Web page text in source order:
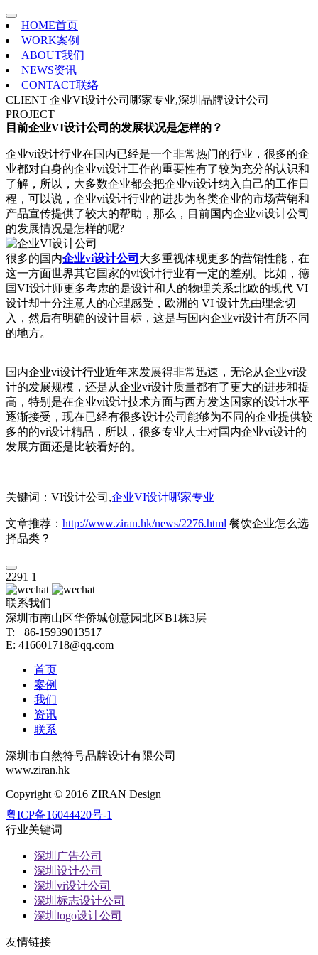
HOME首页
WORK案例
ABOUT我们
NEWS资讯
CONTACT联络
CLIENT 企业VI设计公司哪家专业,深圳品牌设计公司
PROJECT
目前企业VI设计公司的发展状况是怎样的？
企业vi设计行业在国内已经是一个非常热门的行业，很多的企
业都对自身的企业vi设计工作的重要性有了较为充分的认识和
了解，所以，大多数企业都会把企业vi设计纳入自己的工作日
程，可以说，企业vi设计行业的进步为各类企业的市场营销和
产品宣传提供了较大的帮助，那么，目前国内企业vi设计公司
的发展情况是怎样的呢?
很多的国内企业vi设计公司 大多重视体现更多的营销性能，在
这一方面世界其它国家的vi设计行业有一定的差别。比如，德
国VI设计师更多考虑的是设计和人的物理关系;北欧的现代 VI
设计却十分注意人的心理感受，欧洲的 VI 设计先由理念切
入，然后有明确的设计目标，这是与国内企业vi设计有所不同
的地方。
国内企业vi设计行业近年来发展得非常迅速，无论从企业vi设
计的发展规模，还是从企业vi设计质量都有了更大的进步和提
高，特别是在企业vi设计技术方面与西方发达国家的设计水平
逐渐接受，现在已经有很多设计公司能够为不同的企业提供较
多的的vi设计精品，所以，很多专业人士对国内企业vi设计的
发展方面还是比较看好的。
关键词：VI设计公司,企业VI设计哪家专业
文章推荐： http://www.ziran.hk/news/2276.html 餐饮企业怎么选
择品类？
2291 1
联系我们
深圳市南山区华侨城创意园北区B1栋3层
T: +86-15939013517
E: 416601718@qq.com
首页
案例
我们
资讯
联系
深圳市自然符号品牌设计有限公司
www.ziran.hk
Copyright © 2016 ZIRAN Design
粤ICP备16044420号-1
行业关键词
深圳广告公司
深圳设计公司
深圳vi设计公司
深圳标志设计公司
深圳logo设计公司
友情链接